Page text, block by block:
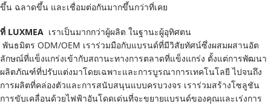
ขึ้น ฉลาดขึ้น และเชื่อมต่อกันมากขึ้นกว่าที่เคย
ที่ LUXMEA เราเป็นมากกว่าผู้ผลิต ในฐานะผู้อุทิศตน
พันธมิตร ODM/OEM เราร่วมมือกับแบรนด์ที่มีวิสัยทัศน์ซึ่งผสมผสานอัต
ลักษณ์ที่แข็งแกร่งเข้ากับสถานะทางการตลาดที่แข็งแกร่ง ตั้งแต่การพัฒนา
ผลิตภัณฑ์ที่ปรับแต่งมาโดยเฉพาะและการบูรณาการเทคโนโลยี ไปจนถึง
การผลิตที่คล่องตัวและการสนับสนุนแบบครบวงจร เราร่วมสร้างโซลูชัน
การขับเคลื่อนด้วยไฟฟ้าอันโดดเด่นที่จะขยายแบรนด์ของคุณและเร่งการ